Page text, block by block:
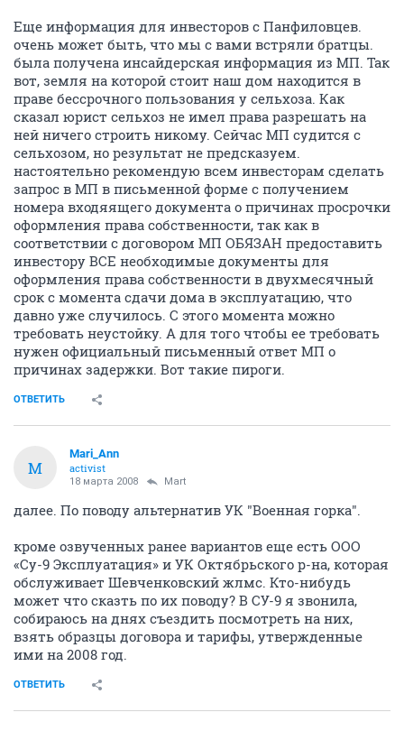
Еще информация для инвесторов с Панфиловцев.
очень может быть, что мы с вами встряли братцы.
была получена инсайдерская информация из МП. Так
вот, земля на которой стоит наш дом находится в
праве бессрочного пользования у сельхоза. Как
сказал юрист сельхоз не имел права разрешать на
ней ничего строить никому. Сейчас МП судится с
сельхозом, но результат не предсказуем.
настоятельно рекомендую всем инвесторам сделать
запрос в МП в письменной форме с получением
номера входяящего документа о причинах просрочки
оформления права собственности, так как в
соответствии с договором МП ОБЯЗАН предоставить
инвестору ВСЕ необходимые документы для
оформления права собственности в двухмесячный
срок с момента сдачи дома в эксплуатацию, что
давно уже случилось. С этого момента можно
требовать неустойку. А для того чтобы ее требовать
нужен официальный письменный ответ МП о
причинах задержки. Вот такие пироги.
ОТВЕТИТЬ
M
Mari_Ann
activist
18 марта 2008 Mart
далее. По поводу альтернатив УК "Военная горка".
кроме озвученных ранее вариантов еще есть ООО
«Су-9 Эксплуатация» и УК Октябрьского р-на, которая
обслуживает Шевченковский жлмс. Кто-нибудь
может что сказть по их поводу? В СУ-9 я звонила,
собираюсь на днях съездить посмотреть на них,
взять образцы договора и тарифы, утвержденные
ими на 2008 год.
ОТВЕТИТЬ